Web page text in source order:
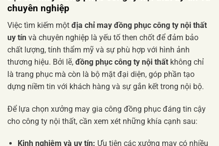
chuyên nghiệp
Việc tìm kiếm một địa chỉ may đồng phục công ty nội thất
uy tín và chuyên nghiệp là yếu tố then chốt để đảm bảo
chất lượng, tính thẩm mỹ và sự phù hợp với hình ảnh
thương hiệu. Bởi lẽ, đồng phục công ty nội thất không chỉ
là trang phục mà còn là bộ mặt đại diện, góp phần tạo
dựng niềm tin với khách hàng và sự gắn kết trong nội bộ.
Để lựa chọn xưởng may gia công đồng phục đáng tin cậy
cho công ty nội thất, cần xem xét những khía cạnh sau:
Kinh nghiệm và uy tín: Ưu tiên các xưởng may có nhiều